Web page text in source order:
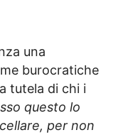
una
burocratiche
tutela di chi i
questo lo
per non